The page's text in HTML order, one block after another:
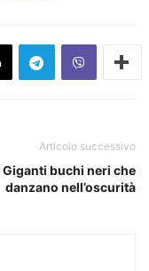
Articolo successivo
Giganti buchi neri che
danzano nell’oscurità